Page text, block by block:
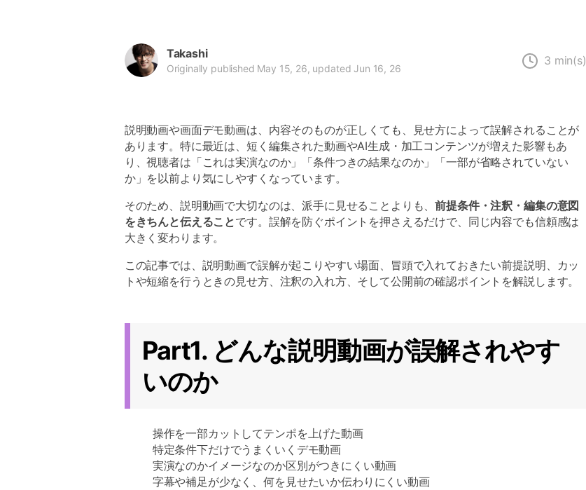
Takashi
Originally published May 15, 26, updated Jun 16, 26
3 min(s)
説明動画や画面デモ動画は、内容そのものが正しくても、見せ方によって誤解されることが
あります。特に最近は、短く編集された動画やAI生成・加工コンテンツが増えた影響もあ
り、視聴者は「これは実演なのか」「条件つきの結果なのか」「一部が省略されていない
か」を以前より気にしやすくなっています。
そのため、説明動画で大切なのは、派手に見せることよりも、前提条件・注釈・編集の意図
をきちんと伝えることです。誤解を防ぐポイントを押さえるだけで、同じ内容でも信頼感は
大きく変わります。
この記事では、説明動画で誤解が起こりやすい場面、冒頭で入れておきたい前提説明、カッ
トや短縮を行うときの見せ方、注釈の入れ方、そして公開前の確認ポイントを解説します。
Part1. どんな説明動画が誤解されやす
いのか
操作を一部カットしてテンポを上げた動画
特定条件下だけでうまくいくデモ動画
実演なのかイメージなのか区別がつきにくい動画
字幕や補足が少なく、何を見せたいか伝わりにくい動画